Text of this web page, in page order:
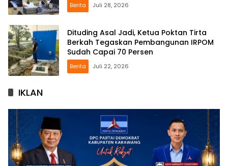
Berita Juli 28, 2026
Dituding Asal Jadi, Ketua Poktan Tirta
Berkah Tegaskan Pembangunan IRPOM
Sudah Capai 70 Persen
Berita Juli 22, 2026
IKLAN